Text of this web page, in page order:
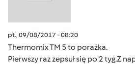
pt., 09/08/2017 - 08:20
Thermomix TM 5 to porażka.
Pierwszy raz zepsuł się po 2 tyg.Z